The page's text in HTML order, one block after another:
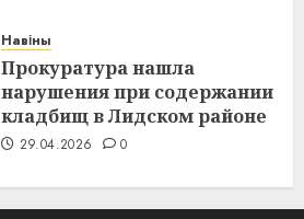
Навіны
Прокуратура нашла
нарушения при содержании
кладбищ в Лидском районе
29.04.2026 0